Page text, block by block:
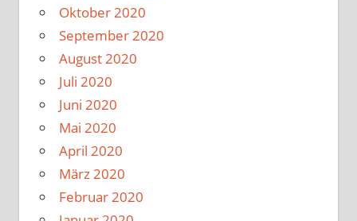
Oktober 2020
September 2020
August 2020
Juli 2020
Juni 2020
Mai 2020
April 2020
März 2020
Februar 2020